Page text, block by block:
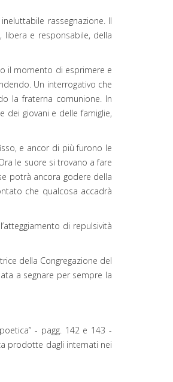
rassegnazione. Il
e responsabile, della
il momento di esprimere e
Un interrogativo che
la fraterna comunione. In
giovani e delle famiglie,
e ancor di più furono le
le suore si trovano a fare
potrà ancora godere della
che qualcosa accadrà
di repulsività
della Congregazione del
a segnare per sempre la
- pagg. 142 e 143 -
prodotte dagli internati nei